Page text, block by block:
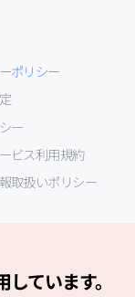
ポリシー
ー
ビス利用規約
取扱いポリシー
ています。